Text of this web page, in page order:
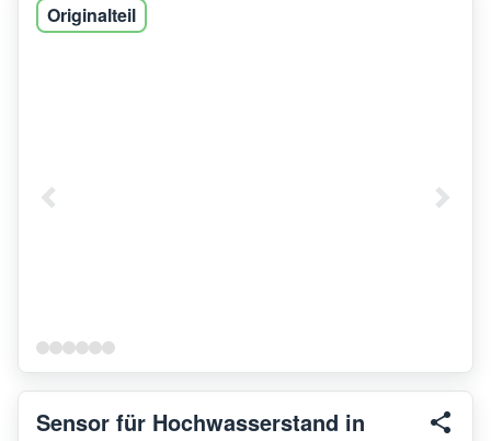
Originalteil
Sensor für Hochwasserstand in